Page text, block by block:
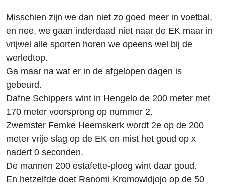
Misschien zijn we dan niet zo goed meer in voetbal,
en nee, we gaan inderdaad niet naar de EK maar in
vrijwel alle sporten horen we opeens wel bij de
werledtop.
Ga maar na wat er in de afgelopen dagen is
gebeurd.
Dafne Schippers wint in Hengelo de 200 meter met
170 meter voorsprong op nummer 2.
Zwemster Femke Heemskerk wordt 2e op de 200
meter vrije slag op de EK en mist het goud op x
nadert 0 seconden.
De mannen 200 estafette-ploeg wint daar goud.
En hetzelfde doet Ranomi Kromowidjojo op de 50